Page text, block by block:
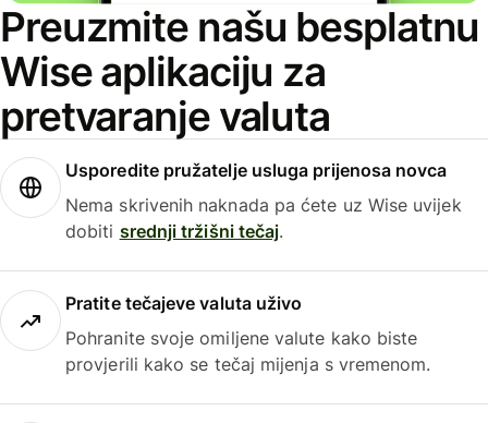
Preuzmite našu besplatnu
Wise aplikaciju za
pretvaranje valuta
Usporedite pružatelje usluga prijenosa novca
Nema skrivenih naknada pa ćete uz Wise uvijek
dobiti srednji tržišni tečaj.
Pratite tečajeve valuta uživo
Pohranite svoje omiljene valute kako biste
provjerili kako se tečaj mijenja s vremenom.